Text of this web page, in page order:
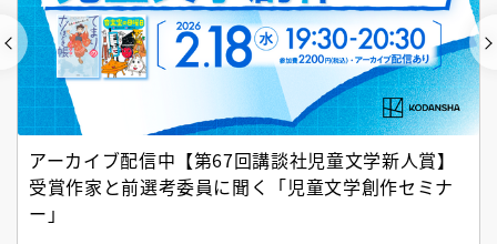
アーカイブ配信中【第67回講談社児童文学新人賞】
受賞作家と前選考委員に聞く「児童文学創作セミナ
ー」